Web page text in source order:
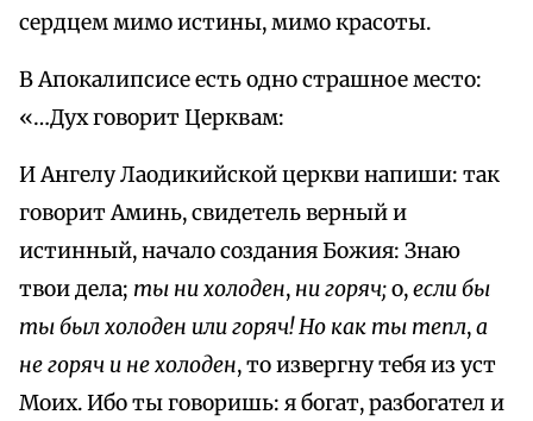
сердцем мимо истины, мимо красоты.
В Апокалипсисе есть одно страшное место:
«…Дух говорит Церквам:
И Ангелу Лаодикийской церкви напиши: так
говорит Аминь, свидетель верный и
истинный, начало создания Божия: Знаю
твои дела; ты ни холоден, ни горяч;о,если бы
ты был холоден или горяч! Но как ты тепл,а
не горяч и не холоден, то извергну тебя из уст
Моих. Ибо ты говоришь: я богат, разбогател и